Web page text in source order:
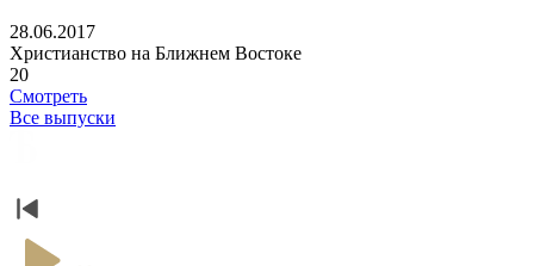
28.06.2017
Христианство на Ближнем Востоке
20
Смотреть
Все выпуски